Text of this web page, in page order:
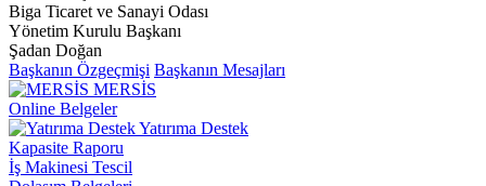
Biga Ticaret ve Sanayi Odası
Yönetim Kurulu Başkanı
Şadan Doğan
Başkanın Özgeçmişi Başkanın Mesajları
MERSİS
Online Belgeler
Yatırıma Destek
Kapasite Raporu
İş Makinesi Tescil